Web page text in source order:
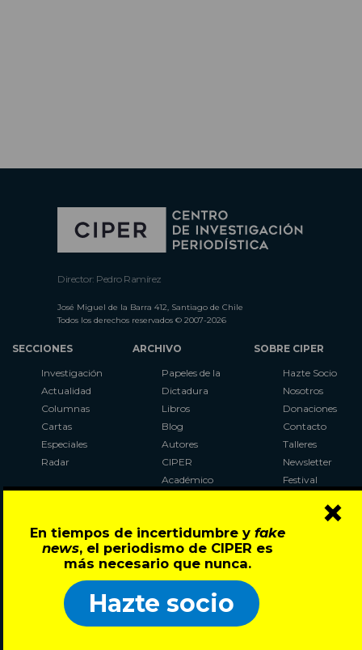
En tiempos de incertidumbre y fake
news, el periodismo de CIPER es
más necesario que nunca.
Hazte socio
×
Director: Pedro Ramírez
José Miguel de la Barra 412, Santiago de Chile
Todos los derechos reservados © 2007-2026
SECCIONES
Investigación
Actualidad
Columnas
Cartas
Especiales
Radar
ARCHIVO
Papeles de la
Dictadura
Libros
Blog
Autores
CIPER
Académico
Al Plebiscito
con CIPER
SOBRE CIPER
Hazte Socio
Nosotros
Donaciones
Contacto
Talleres
Newsletter
Festival